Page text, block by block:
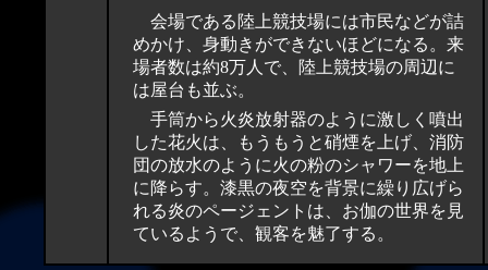
会場である陸上競技場には市民などが詰
めかけ、身動きができないほどになる。来
場者数は約8万人で、陸上競技場の周辺に
は屋台も並ぶ。
手筒から火炎放射器のように激しく噴出
した花火は、もうもうと硝煙を上げ、消防
団の放水のように火の粉のシャワーを地上
に降らす。漆黒の夜空を背景に繰り広げら
れる炎のページェントは、お伽の世界を見
ているようで、観客を魅了する。